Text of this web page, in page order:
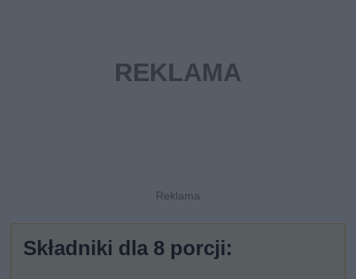
Składniki dla 8 porcji: